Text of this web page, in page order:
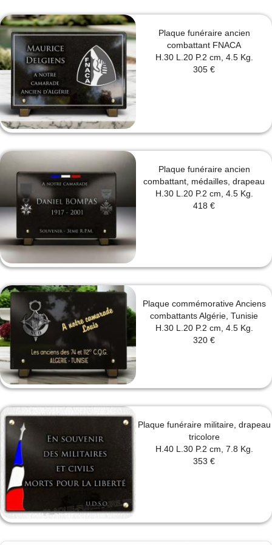
Plaque funéraire ancien
combattant FNACA
H.30 L.20 P.2 cm, 4.5 Kg.
305 €
Plaque funéraire ancien
combattant, médailles, drapeau
H.30 L.20 P.2 cm, 4.5 Kg.
418 €
Plaque commémorative Anciens
combattants Algérie, Tunisie
H.30 L.20 P.2 cm, 4.5 Kg.
320 €
Plaque funéraire militaire, drapeau
tricolore
H.40 L.30 P.2 cm, 7.8 Kg.
353 €